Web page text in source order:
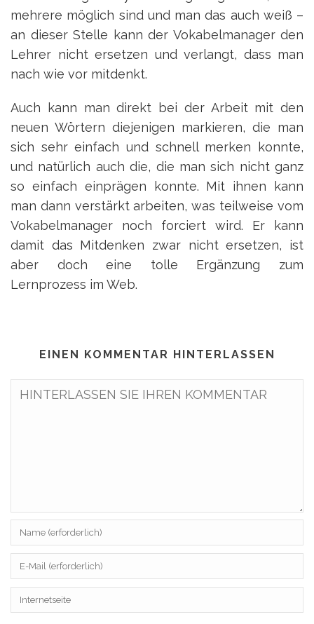
mehrere möglich sind und man das auch weiß –
an dieser Stelle kann der Vokabelmanager den
Lehrer nicht ersetzen und verlangt, dass man
nach wie vor mitdenkt.
Auch kann man direkt bei der Arbeit mit den
neuen Wörtern diejenigen markieren, die man
sich sehr einfach und schnell merken konnte,
und natürlich auch die, die man sich nicht ganz
so einfach einprägen konnte. Mit ihnen kann
man dann verstärkt arbeiten, was teilweise vom
Vokabelmanager noch forciert wird. Er kann
damit das Mitdenken zwar nicht ersetzen, ist
aber doch eine tolle Ergänzung zum
Lernprozess im Web.
EINEN KOMMENTAR HINTERLASSEN